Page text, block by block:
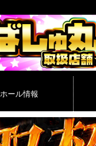
ホール情報